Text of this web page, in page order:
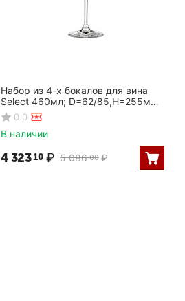
Набор из 4-х бокалов для вина
Select 460мл; D=62/85,H=255мм,
Rona
0.0
В наличии
5 086 00 ₽
4 32310 ₽